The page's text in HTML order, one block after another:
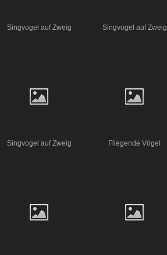
Singvogel auf Zweig Singvogel auf Zweig
Singvogel auf Zweig Fliegende Vögel